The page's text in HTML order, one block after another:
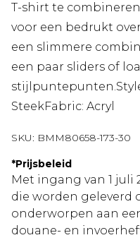
T-shirt te
voor een bedrukt
een slimmere
een paar sliders of
SteekFabric: Acryl
SKU: BMM80658-173-30
*Prijsbeleid
Met ingang van 1 juli
die worden geleverd
onderworpen aan
douane- en